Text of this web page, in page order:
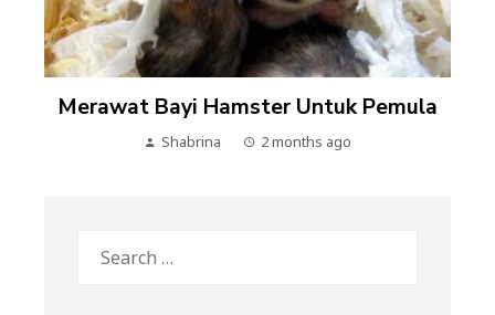
Merawat Bayi Hamster Untuk Pemula
Shabrina 2 months ago
for: